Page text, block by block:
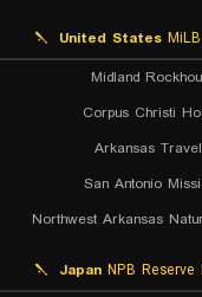
United States
Midland
Corpus Christi
Arkansas
San Antonio
Northwest Arkansas
Japan NPB Reserve